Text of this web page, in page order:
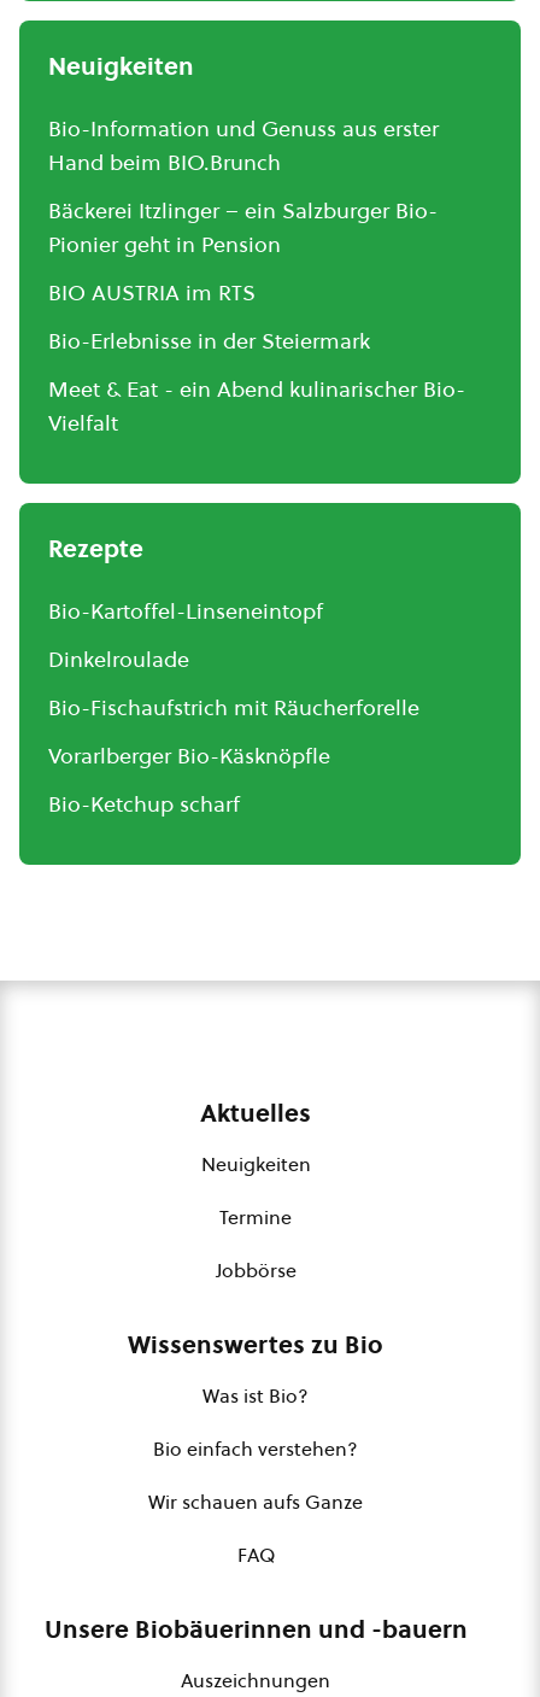
Neuigkeiten
Bio-Information und Genuss aus erster
Hand beim BIO.Brunch
Bäckerei Itzlinger – ein Salzburger Bio-
Pionier geht in Pension
BIO AUSTRIA im RTS
Bio-Erlebnisse in der Steiermark
Meet & Eat - ein Abend kulinarischer Bio-
Vielfalt
Rezepte
Bio-Kartoffel-Linseneintopf
Dinkelroulade
Bio-Fischaufstrich mit Räucherforelle
Vorarlberger Bio-Käsknöpfle
Bio-Ketchup scharf
Aktuelles
Neuigkeiten
Termine
Jobbörse
Wissenswertes zu Bio
Was ist Bio?
Bio einfach verstehen?
Wir schauen aufs Ganze
FAQ
Unsere Biobäuerinnen und -bauern
Auszeichnungen